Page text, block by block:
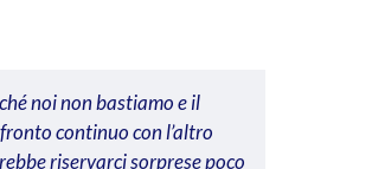
noi non bastiamo e il
continuo con l’altro
riservarci sorprese poco